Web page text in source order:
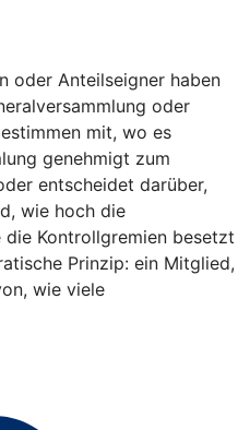
oder Anteilseigner haben
oder
mit, wo es
genehmigt zum
entscheidet darüber,
wie hoch die
Kontrollgremien besetzt
Prinzip: ein Mitglied,
wie viele